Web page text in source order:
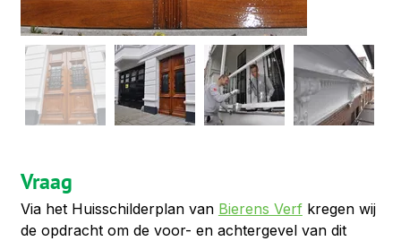
Vraag
Via het Huisschilderplan van Bierens Verf kregen wij
de opdracht om de voor- en achtergevel van dit